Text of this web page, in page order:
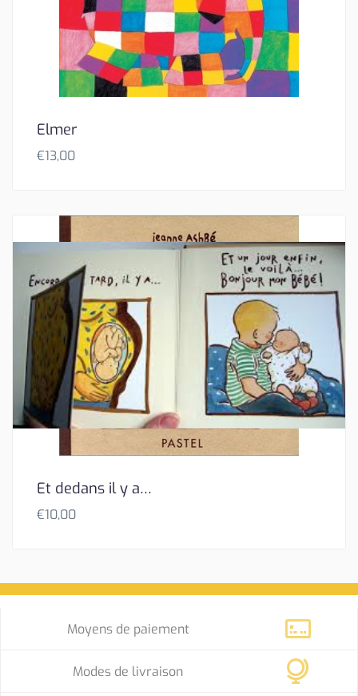
Elmer
€13,00
Et dedans il y a…
€10,00
Moyens de paiement
Modes de livraison